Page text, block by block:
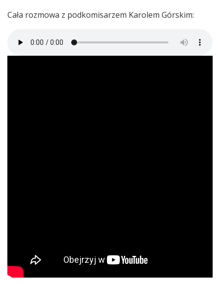
Cała rozmowa z podkomisarzem Karolem Górskim: